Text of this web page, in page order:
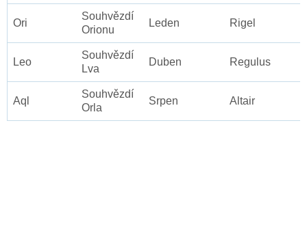
Ori
Souhvězdí
Orionu
Leden Rigel
Leo
Souhvězdí
Lva
Duben Regulus
Aql
Souhvězdí
Orla
Srpen Altair